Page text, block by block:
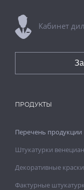
ПРОДУКТЫ
Перечень продукции
Штукатурки
Декоративные краски
Фактурные
Кабинет